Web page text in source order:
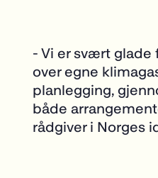
- Vi er svært glade
over egne
planlegging,
både
rådgiver i Norges